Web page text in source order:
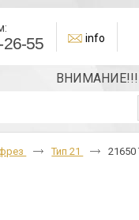
26-55 info
ВНИМАНИЕ!!!
Тип 21 21650